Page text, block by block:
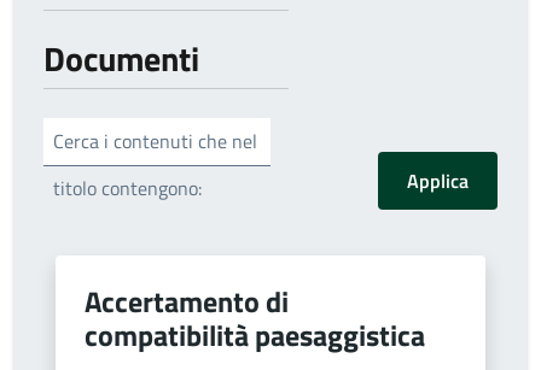
Documenti
Cerca i contenuti che nel
titolo contengono:
Accertamento di
compatibilità paesaggistica